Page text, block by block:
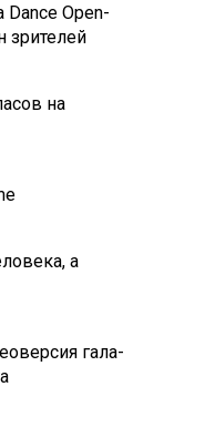
Dance Open-
зрителей
на
а
гала-